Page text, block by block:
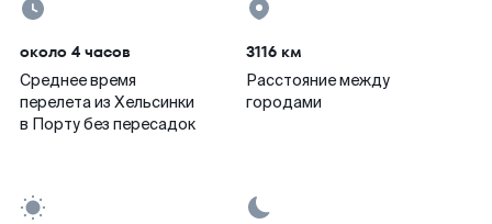
около 4 часов
Среднее время
перелета из Хельсинки
в Порту без пересадок
3116 км
Расстояние между
городами